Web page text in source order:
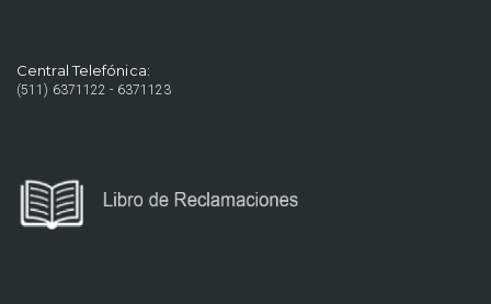
Central Telefónica:
(511) 6371122 - 6371123